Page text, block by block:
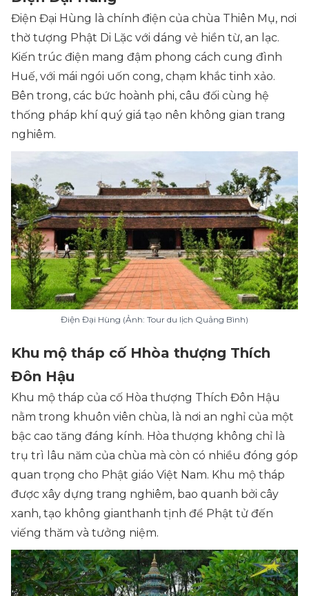
Điện Đại Hùng là chính điện của chùa Thiên Mụ, nơi
thờ tượng Phật Di Lặc với dáng vẻ hiền từ, an lạc.
Kiến trúc điện mang đậm phong cách cung đình
Huế, với mái ngói uốn cong, chạm khắc tinh xảo.
Bên trong, các bức hoành phi, câu đối cùng hệ
thống pháp khí quý giá tạo nên không gian trang
nghiêm.
Điện Đại Hùng (Ảnh: Tour du lịch Quảng Bình)
Khu mộ tháp cố Hhòa thượng Thích
Đôn Hậu
Khu mộ tháp của cố Hòa thượng Thích Đôn Hậu
nằm trong khuôn viên chùa, là nơi an nghỉ của một
bậc cao tăng đáng kính. Hòa thượng không chỉ là
trụ trì lâu năm của chùa mà còn có nhiều đóng góp
quan trọng cho Phật giáo Việt Nam. Khu mộ tháp
được xây dựng trang nghiêm, bao quanh bởi cây
xanh, tạo không gianthanh tịnh để Phật tử đến
viếng thăm và tưởng niệm.